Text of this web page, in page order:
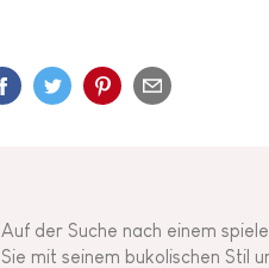
Auf der Suche nach einem
Sie mit seinem bukolischen Stil